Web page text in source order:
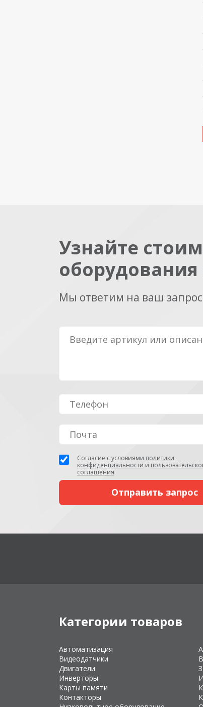
Узнайте
оборудования
Мы ответим на ваш
Согласие с условиями политики
конфиденциальности и
соглашения
Категории товаров
Автоматизация
Видеодатчики
Двигатели
Инверторы
Карты памяти
Контакторы